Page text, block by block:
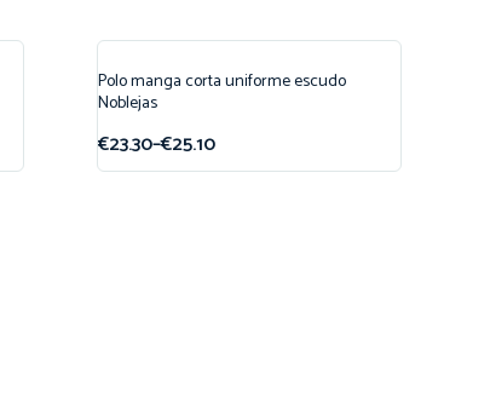
¡Oferta!
Polo manga corta uniforme escudo
Noblejas
€23.30–€25.10